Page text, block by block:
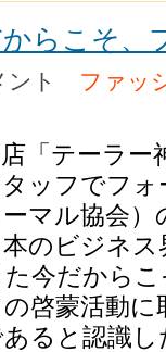
らこそ、
ント ファッ
「テーラー
ッフでフ
マル協会
のビジネ
今だから
啓蒙活動
ると認識